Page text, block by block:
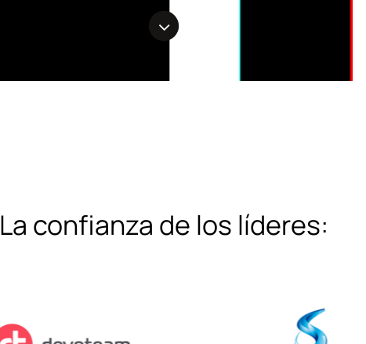
Navigate
La confianza de los líderes: